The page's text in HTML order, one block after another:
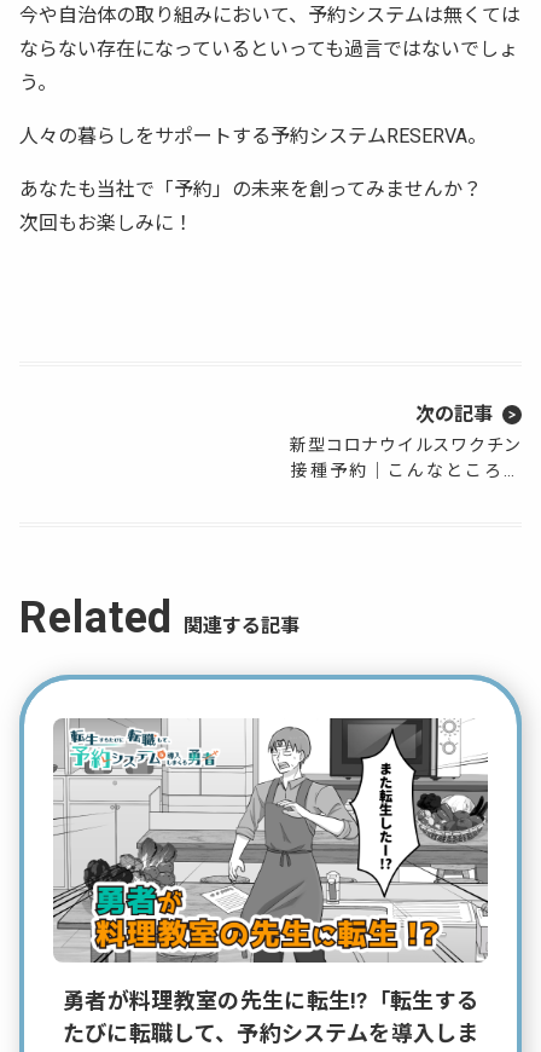
今や自治体の取り組みにおいて、予約システムは無くては
ならない存在になっているといっても過言ではないでしょ
う。
人々の暮らしをサポートする予約システムRESERVA。
あなたも当社で「予約」の未来を創ってみませんか？
次回もお楽しみに！
次の記事
新型コロナウイルスワクチン
接種予約｜こんなところに
Related 関連する記事
勇者が料理教室の先生に転生!?「転生する
たびに転職して、予約システムを導入しま